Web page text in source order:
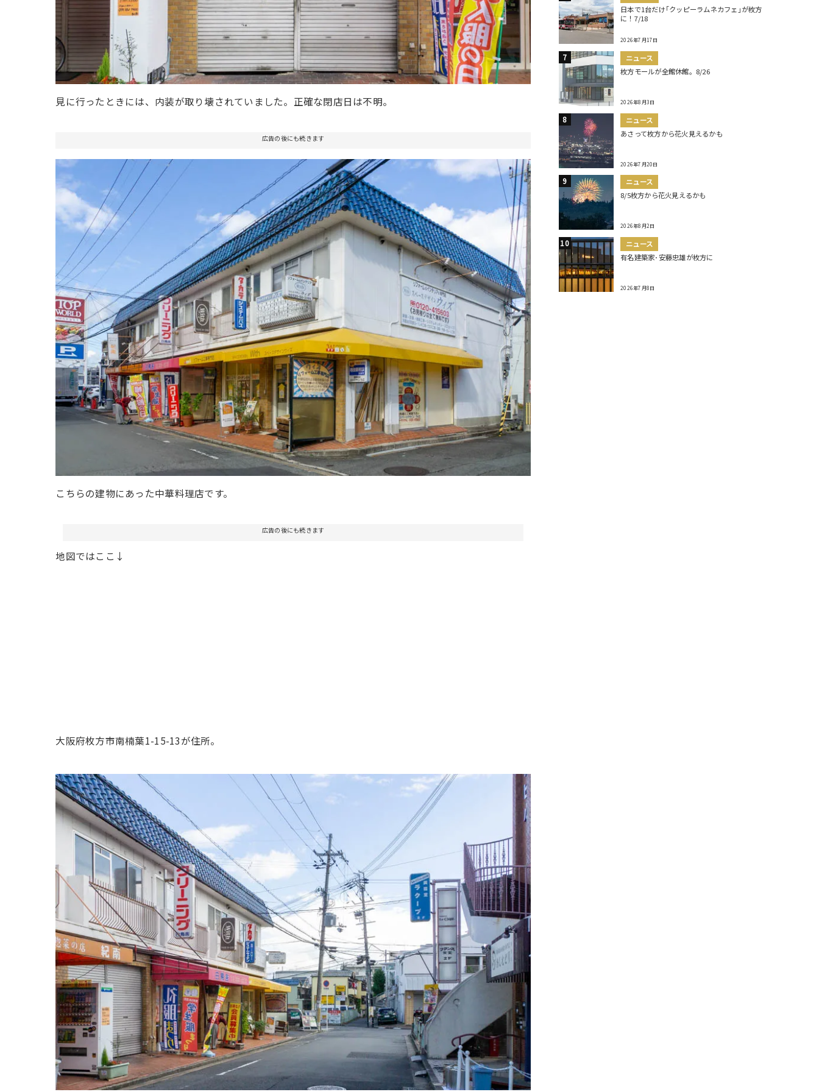
見に行ったときには、内装が取り壊されていました。正確な閉店日は不明。
広告の後にも続きます
こちらの建物にあった中華料理店です。
広告の後にも続きます
地図ではここ↓
大阪府枚方市南楠葉1-15-13が住所。
日本で1台だけ｢クッピーラムネカフェ｣が枚方
に！7/18
2026年7月17日
ニュース
枚方モールが全館休館。8/26
2026年8月3日
ニュース
あさって枚方から花火見えるかも
2026年7月20日
ニュース
8/5枚方から花火見えるかも
2026年8月2日
ニュース
有名建築家･安藤忠雄が枚方に
2026年7月8日